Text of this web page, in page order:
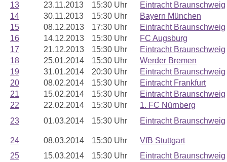
13
23.11.2013 15:30 Uhr
Eintracht Braunschweig
14
30.11.2013 15:30 Uhr
Bayern München
15
08.12.2013 17:30 Uhr
Eintracht Braunschweig
16
14.12.2013 15:30 Uhr
FC Augsburg
17
21.12.2013 15:30 Uhr
Eintracht Braunschweig
18
25.01.2014 15:30 Uhr
Werder Bremen
19
31.01.2014 20:30 Uhr
Eintracht Braunschweig
20
08.02.2014 15:30 Uhr
Eintracht Frankfurt
21
15.02.2014 15:30 Uhr
Eintracht Braunschweig
22
22.02.2014 15:30 Uhr
1. FC Nürnberg
23
01.03.2014 15:30 Uhr Eintracht Braunschweig
24 08.03.2014 15:30 Uhr
VfB Stuttgart
25
15.03.2014 15:30 Uhr
Eintracht Braunschweig